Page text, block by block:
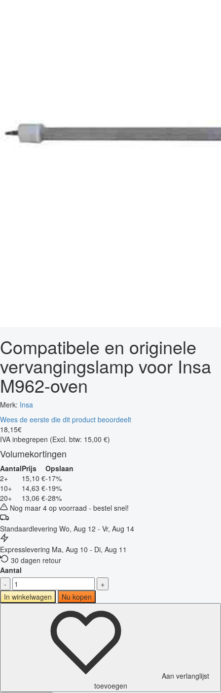
Compatibele en originele
vervangingslamp voor Insa
M962-oven
Merk: Insa
Wees de eerste die dit product beoordeelt
18,15€
IVA inbegrepen (Excl. btw: 15,00 €)
Volumekortingen
AantalPrijs
Opslaan
2+
15,10 €-17%
10+
14,63 €-19%
20+
13,06 €-28%
Nog maar 4 op voorraad - bestel snel!
Standaardlevering Wo, Aug 12 - Vr, Aug 14
Expresslevering Ma, Aug 10 - Di, Aug 11
30 dagen retour
Aantal
-
+
In winkelwagen
Nu kopen
Aan verlanglijst
toevoegen